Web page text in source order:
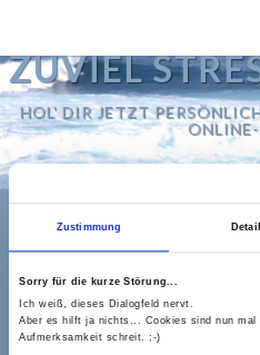
Zustimmung
Sorry für die kurze Störung...
Ich weiß, dieses Dialogfeld nervt.
Aber es hilft ja nichts... Cookies sind nun mal
Aufmerksamkeit schreit. ;-)
ZUVIEL
HOL' DIR JETZT
Published1. August